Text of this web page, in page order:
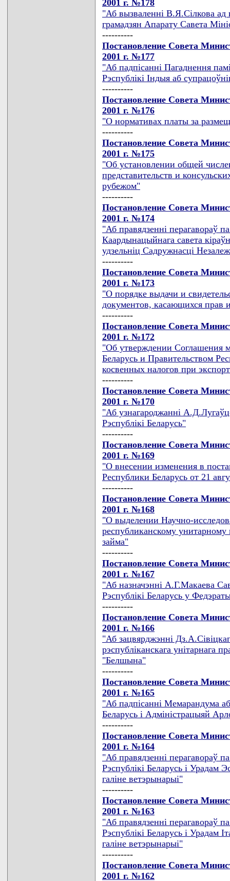
2001 г. №178
"Аб вызваленнi В.Я.Сiлкова ад
грамадзян Апарату Савета
----------
Постановление Совета
2001 г. №177
"Аб падпiсаннi Пагаднення
Рэспублiкi Iндыя аб
----------
Постановление Совета
2001 г. №176
"О нормативах платы за
----------
Постановление Совета
2001 г. №175
"Об установлении общей
представительств и
рубежом"
----------
Постановление Совета
2001 г. №174
"Аб правядзеннi перагавораў
Каардынацыйнага савета
удзельнiц Садружнасцi
----------
Постановление Совета
2001 г. №173
"О порядке выдачи и
документов, касающихся прав
----------
Постановление Совета
2001 г. №172
"Об утверждении Соглашения
Беларусь и Правительством
косвенных налогов при
----------
Постановление Совета
2001 г. №170
"Аб узнагароджаннi
Рэспублiкi Беларусь"
----------
Постановление Совета
2001 г. №169
"О внесении изменения в
Республики Беларусь от 21
----------
Постановление Совета
2001 г. №168
"О выделении Научно-
республиканскому
займа"
----------
Постановление Совета
2001 г. №167
"Аб назначэннi А.Г.Макаева
Рэспублiкi Беларусь у
----------
Постановление Совета
2001 г. №166
"Аб зацвярджэннi
рэспублiканскага унiтарнага
"Белшына"
----------
Постановление Совета
2001 г. №165
"Аб падпiсаннi Мемарандума
Беларусь i Адмiнiстрацыяй
----------
Постановление Совета
2001 г. №164
"Аб правядзеннi перагавораў
Рэспублiкi Беларусь i Урадам
галiне ветэрынарыi"
----------
Постановление Совета
2001 г. №163
"Аб правядзеннi перагавораў
Рэспублiкi Беларусь i Урадам
галiне ветэрынарыi"
----------
Постановление Совета
2001 г. №162